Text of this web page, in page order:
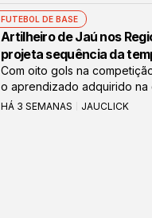
FUTEBOL DE BASE
Artilheiro de Jaú nos
projeta sequência da
Com oito gols na
o aprendizado adquirido na
HÁ 3 SEMANAS JAUCLICK